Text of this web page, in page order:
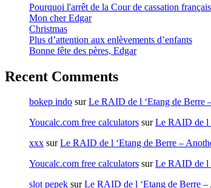
Pourquoi l'arrêt de la Cour de cassation
Mon cher Edgar
Christmas
Plus d’attention aux enlèvements d’enfants
Bonne fête des pères, Edgar
Recent Comments
bokep indo surLe RAID de l ‘Etang de Berre
Youcalc.com free calculators surLe RAID de l
xxx surLe RAID de l ‘Etang de Berre –
Youcalc.com free calculators surLe RAID de l
slot pepek surLe RAID de l ‘Etang de Berre